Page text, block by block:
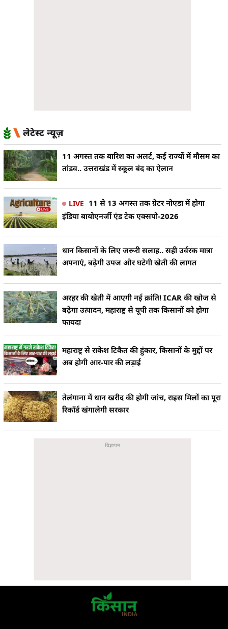
लेटेस्ट न्यूज़
11 अगस्त तक बारिश का अलर्ट, कई राज्यों में मौसम का
तांडव.. उत्तराखंड में स्कूल बंद का ऐलान
LIVE 11 से 13 अगस्त तक ग्रेटर नोएडा में होगा
इंडिया बायोएनर्जी एंड टेक एक्सपो-2026
धान किसानों के लिए जरूरी सलाह.. सही उर्वरक मात्रा
अपनाएं, बढ़ेगी उपज और घटेगी खेती की लागत
अरहर की खेती में आएगी नई क्रांति! ICAR की खोज से
बढ़ेगा उत्पादन, महाराष्ट्र से यूपी तक किसानों को होगा
फायदा
महाराष्ट्र से राकेश टिकैत की हुंकार, किसानों के मुद्दों पर
अब होगी आर-पार की लड़ाई
तेलंगाना में धान खरीद की होगी जांच, राइस मिलों का पूरा
रिकॉर्ड खंगालेगी सरकार